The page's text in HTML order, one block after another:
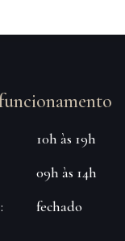
10h às 19h
09h às 14h
fechado